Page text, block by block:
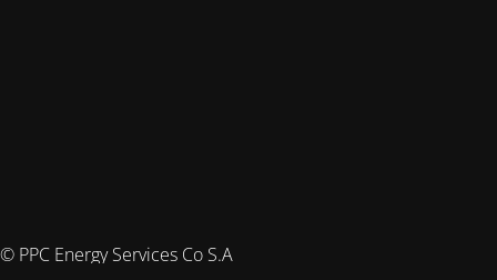
© PPC Energy Services Co S.A